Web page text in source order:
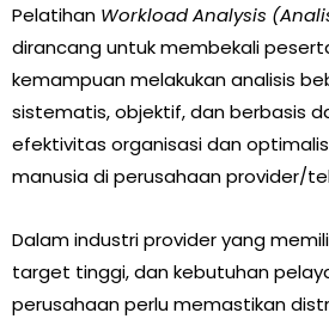
Pelatihan Workload Analysis
dirancang untuk membekali
kemampuan melakukan analisis
sistematis, objektif, dan berbasis
efektivitas organisasi dan
manusia di perusahaan provider/
Dalam industri provider yang
target tinggi, dan kebutuhan
perusahaan perlu memastikan